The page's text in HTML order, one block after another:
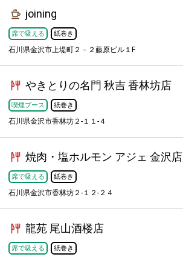
joining
席で吸える 紙巻き
石川県金沢市上堤町２－２藤原ビル１F
やきとりの名門 秋吉 香林坊店
喫煙ブース 紙巻き
石川県金沢市香林坊２-１１-４
焼肉・塩ホルモン アジェ 金沢店
席で吸える 紙巻き
石川県金沢市香林坊２-１２-２４
龍苑 尾山酒楼店
席で吸える 紙巻き